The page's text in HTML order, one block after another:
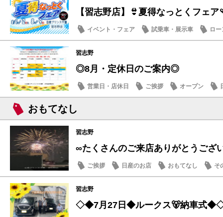
【習志野店】👙夏得なっとくフェ
イベント・フェア 試乗車・展示車
ロー
日産のお店
習志野
◎8月・定休日のご案内◎
営業日・店休日 ご挨拶 オープン
おもてなし
習志野
∞たくさんのご来店ありがとうござ
ご挨拶 日産のお店 おもてなし そ
習志野
◇◆7月27日◆ルークス🐻納車式